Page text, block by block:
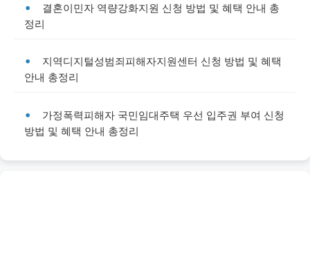
결혼이민자 역량강화지원 신청 방법 및 혜택 안내 총
정리
지역디지털성범죄피해자지원센터 신청 방법 및 혜택
안내 총정리
가정폭력피해자 국민임대주택 우선 입주권 부여 신청
방법 및 혜택 안내 총정리